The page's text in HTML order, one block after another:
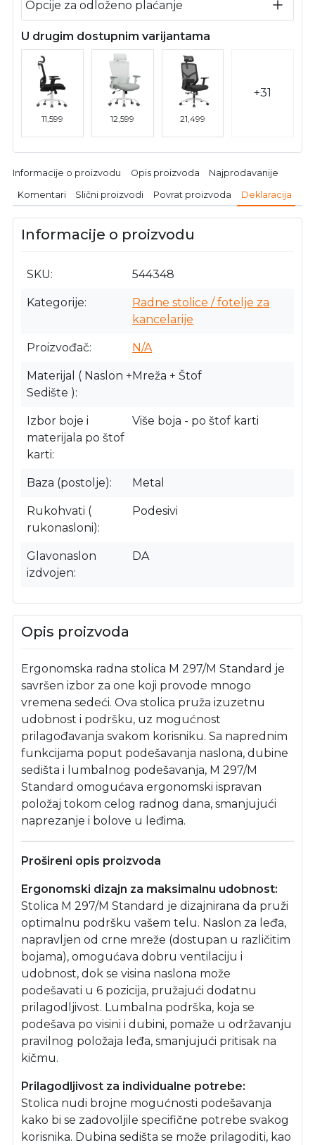
Opcije za odloženo plaćanje
U drugim dostupnim varijantama
11,599 12,599 21,499
+31
Informacije o proizvodu Opis proizvoda Najprodavanije
Komentari Slični proizvodi Povrat proizvoda Deklaracija
Informacije o proizvodu
SKU 544348
Kategorije
Radne stolice / fotelje za
kancelarije
Proizvođač N/A
Materijal ( Naslon +
Sedište )
Mreža + Štof
Izbor boje i
materijala po štof
karti
Više boja - po štof karti
Baza (postolje) Metal
Rukohvati (
rukonasloni)
Podesivi
Glavonaslon
izdvojen
DA
Opis proizvoda
Ergonomska radna stolica M 297/M Standard je
savršen izbor za one koji provode mnogo
vremena sedeći. Ova stolica pruža izuzetnu
udobnost i podršku, uz mogućnost
prilagođavanja svakom korisniku. Sa naprednim
funkcijama poput podešavanja naslona, dubine
sedišta i lumbalnog podešavanja, M 297/M
Standard omogućava ergonomski ispravan
položaj tokom celog radnog dana, smanjujući
naprezanje i bolove u leđima.
Prošireni opis proizvoda
Ergonomski dizajn za maksimalnu udobnost:
Stolica M 297/M Standard je dizajnirana da pruži
optimalnu podršku vašem telu. Naslon za leđa,
napravljen od crne mreže (dostupan u različitim
bojama), omogućava dobru ventilaciju i
udobnost, dok se visina naslona može
podešavati u 6 pozicija, pružajući dodatnu
prilagodljivost. Lumbalna podrška, koja se
podešava po visini i dubini, pomaže u održavanju
pravilnog položaja leđa, smanjujući pritisak na
kičmu.
Prilagodljivost za individualne potrebe:
Stolica nudi brojne mogućnosti podešavanja
kako bi se zadovoljile specifične potrebe svakog
korisnika. Dubina sedišta se može prilagoditi, kao